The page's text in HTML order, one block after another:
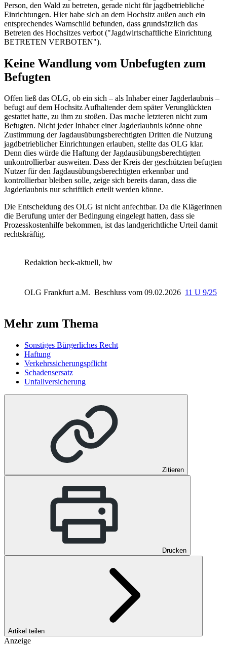
Person, den Wald zu betreten, gerade nicht für jagdbetriebliche
Einrichtungen. Hier habe sich an dem Hochsitz außen auch ein
entsprechendes Warnschild befunden, dass grundsätzlich das
Betreten des Hochsitzes verbot ("Jagdwirtschaftliche Einrichtung
BETRETEN VERBOTEN").
Keine Wandlung vom Unbefugten zum
Befugten
Offen ließ das OLG, ob ein sich – als Inhaber einer Jagderlaubnis –
befugt auf dem Hochsitz Aufhaltender dem später Verunglückten
gestattet hatte, zu ihm zu stoßen. Das mache letzteren nicht zum
Befugten. Nicht jeder Inhaber einer Jagderlaubnis könne ohne
Zustimmung der Jagdausübungsberechtigten Dritten die Nutzung
jagdbetrieblicher Einrichtungen erlauben, stellte das OLG klar.
Denn dies würde die Haftung der Jagdausübungsberechtigten
unkontrollierbar ausweiten. Dass der Kreis der geschützten befugten
Nutzer für den Jagdausübungsberechtigten erkennbar und
kontrollierbar bleiben solle, zeige sich bereits daran, dass die
Jagderlaubnis nur schriftlich erteilt werden könne.
Die Entscheidung des OLG ist nicht anfechtbar. Da die Klägerinnen
die Berufung unter der Bedingung eingelegt hatten, dass sie
Prozesskostenhilfe bekommen, ist das landgerichtliche Urteil damit
rechtskräftig.
Redaktion beck-aktuell, bw
OLG Frankfurt a.M. Beschluss vom 09.02.2026 11 U 9/25
Mehr zum Thema
Sonstiges Bürgerliches Recht
Haftung
Verkehrssicherungspflicht
Schadensersatz
Unfallversicherung
Zitieren
Drucken
Artikel teilen
Anzeige